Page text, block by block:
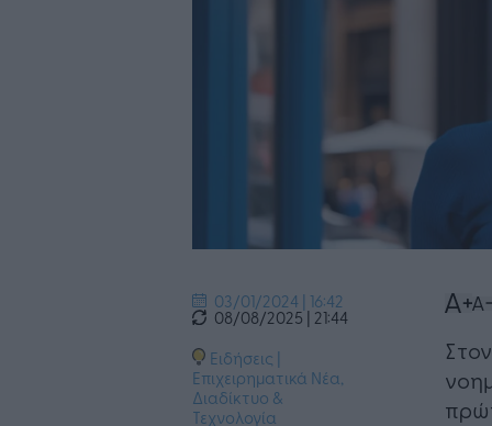
03/01/2024 | 16:42
08/08/2025 | 21:44
Ειδήσεις |
Επιχειρηματικά Νέα,
Διαδίκτυο &
Τεχνολογία